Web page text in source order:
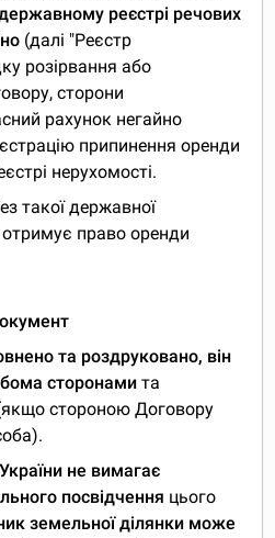
реєстрі речових
(далі "Реєстр
розірвання або
сторони
рахунок негайно
припинення оренди
нерухомості.
такої державної
отримує право оренди
та роздруковано, він
сторонами та
стороною Договору
не вимагає
посвідчення цього
земельної ділянки може